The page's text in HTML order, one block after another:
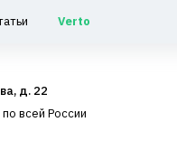
Verto
д. 22
всей России